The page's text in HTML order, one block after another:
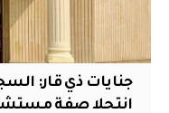
انتحلا صفة